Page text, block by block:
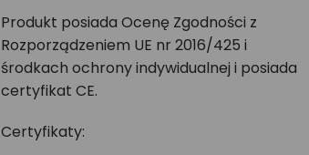
Produkt posiada Ocenę Zgodności z
Rozporządzeniem UE nr 2016/425 i
środkach ochrony indywidualnej i posiada
certyfikat CE.
Certyfikaty: